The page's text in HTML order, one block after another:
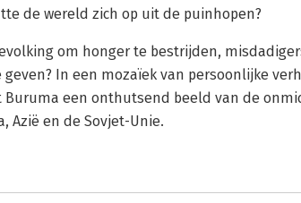
de wereld zich op uit de puinhopen?
om honger te bestrijden,
In een mozaïek van persoonlijke
een onthutsend beeld van de
Azië en de Sovjet-Unie.